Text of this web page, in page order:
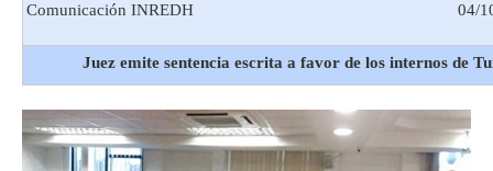
Comunicación INREDH 04/
Juez emite sentencia escrita a favor de los internos de